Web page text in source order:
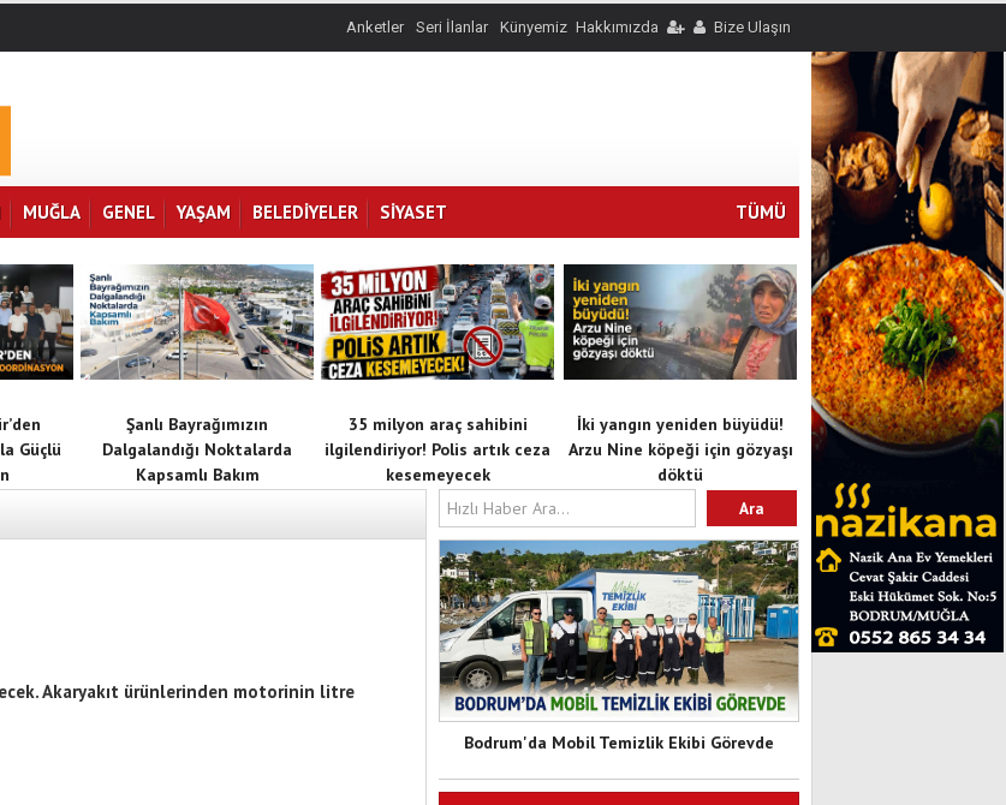
Anketler Seri İlanlar Künyemiz Hakkımızda Bize Ulaşın
MUĞLA GENEL YAŞAM BELEDİYELER SİYASET TÜMÜ
Güçlü
Şanlı Bayrağımızın
Dalgalandığı Noktalarda
Kapsamlı Bakım
İki yangın yeniden büyüdü!
Arzu Nine köpeği için gözyaşı
döktü
35 milyon araç sahibini
ilgilendiriyor! Polis artık ceza
kesemeyecek
Akaryakıt ürünlerinden motorinin litre
Bodrum'da Mobil Temizlik Ekibi Görevde